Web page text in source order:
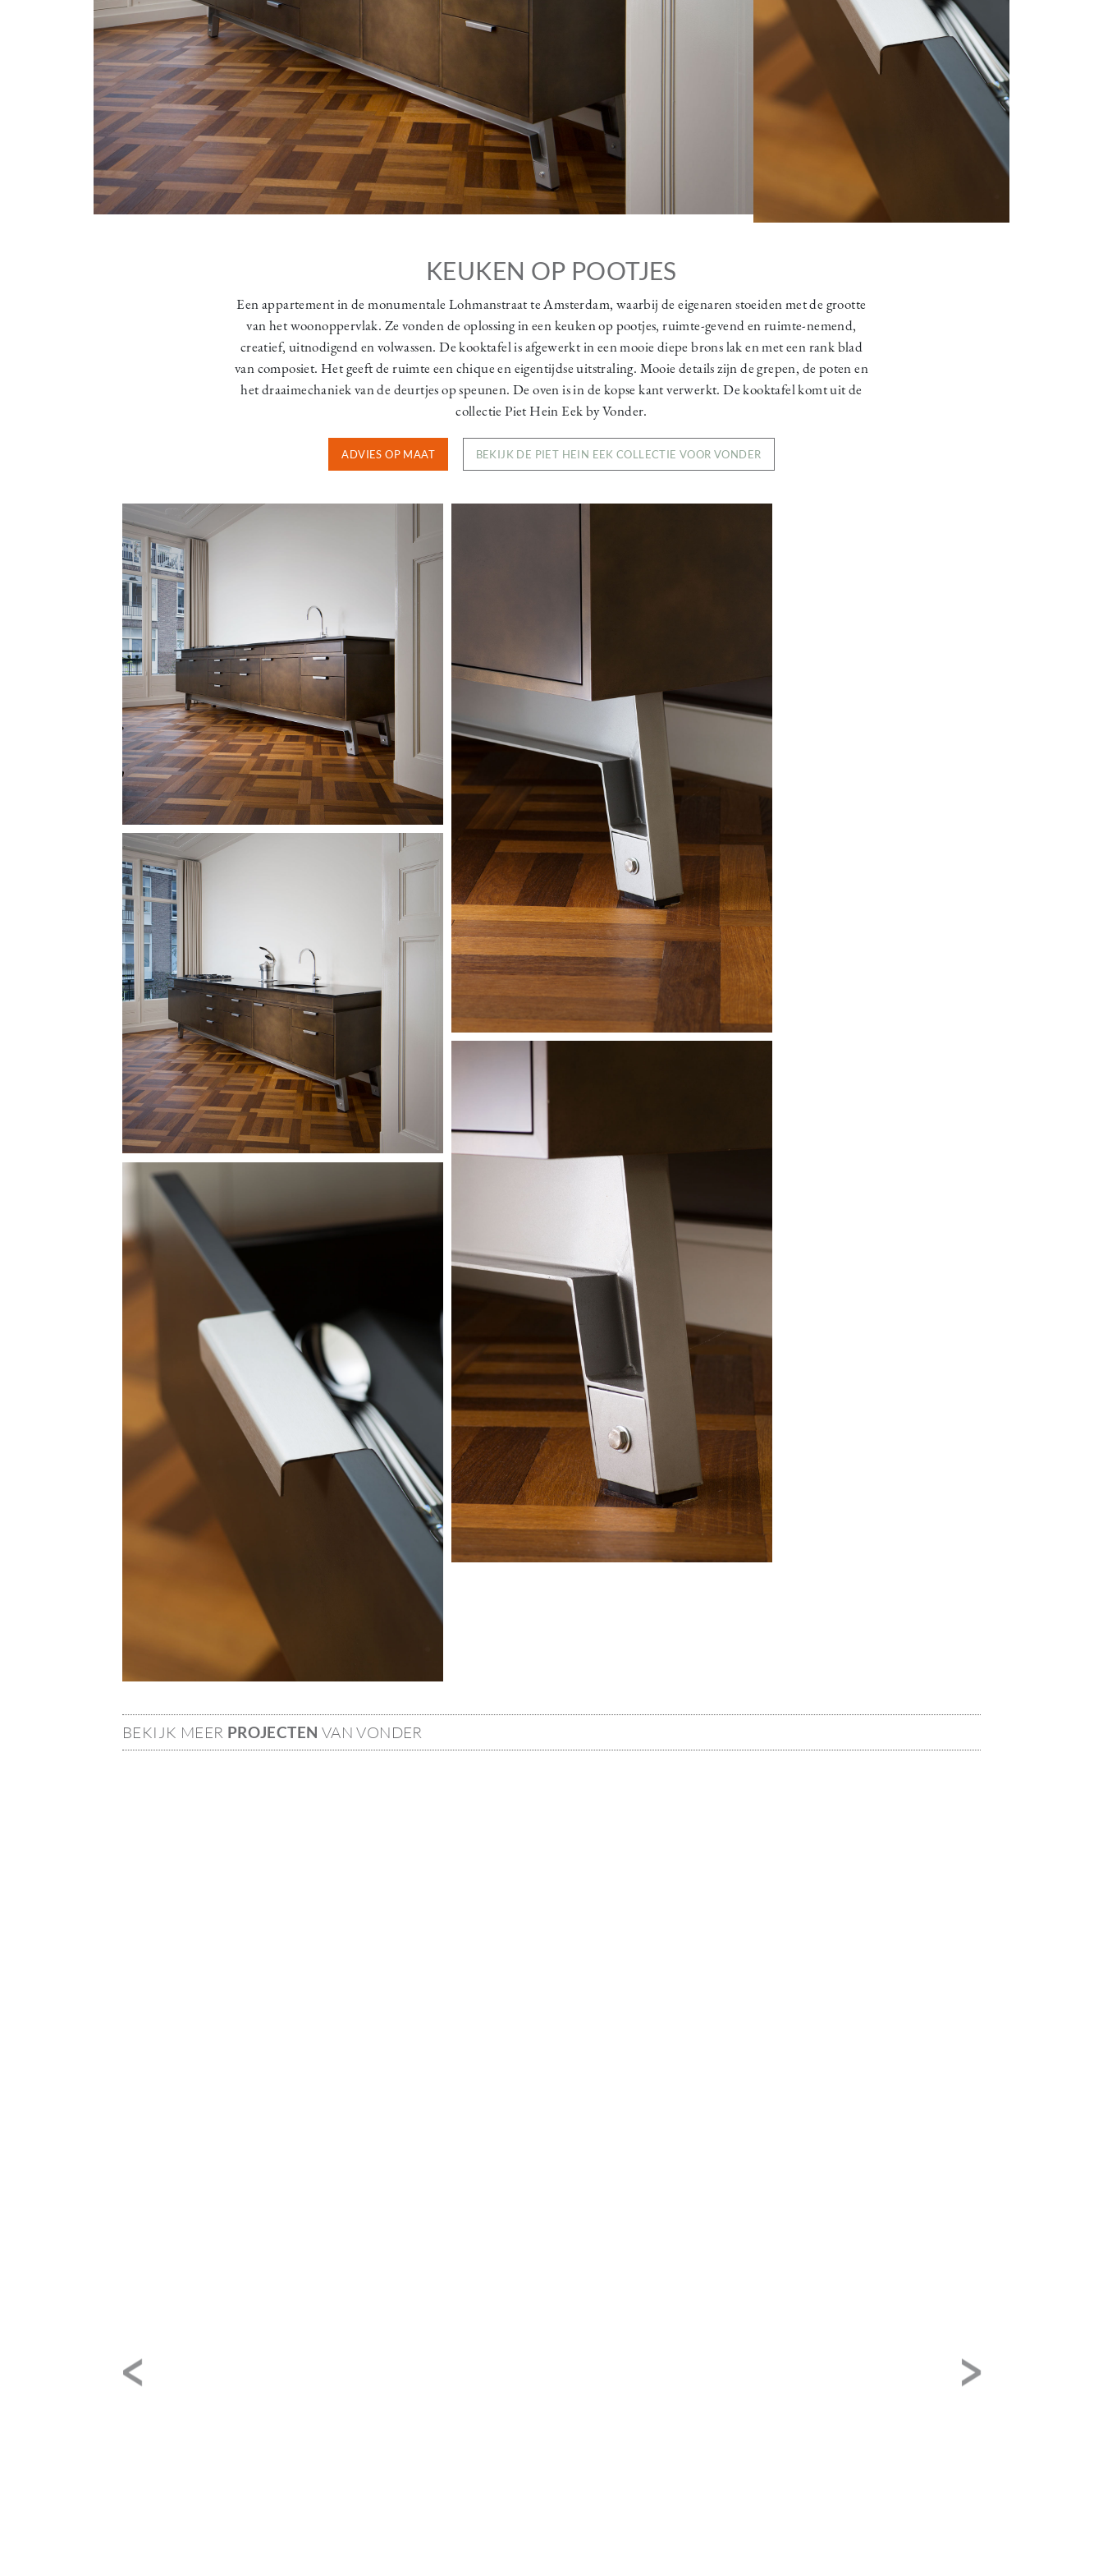
KEUKEN OP POOTJES
Een appartement in de monumentale Lohmanstraat te Amsterdam, waarbij de eigenaren stoeiden met de grootte
van het woonoppervlak. Ze vonden de oplossing in een keuken op pootjes, ruimte-gevend en ruimte-nemend,
creatief, uitnodigend en volwassen. De kooktafel is afgewerkt in een mooie diepe brons lak en met een rank blad
van composiet. Het geeft de ruimte een chique en eigentijdse uitstraling. Mooie details zijn de grepen, de poten en
het draaimechaniek van de deurtjes op speunen. De oven is in de kopse kant verwerkt. De kooktafel komt uit de
collectie Piet Hein Eek by Vonder.
ADVIES OP MAAT BEKIJK DE PIET HEIN EEK COLLECTIE VOOR VONDER
Image
Image
BEKIJK MEER PROJECTEN VAN VONDER